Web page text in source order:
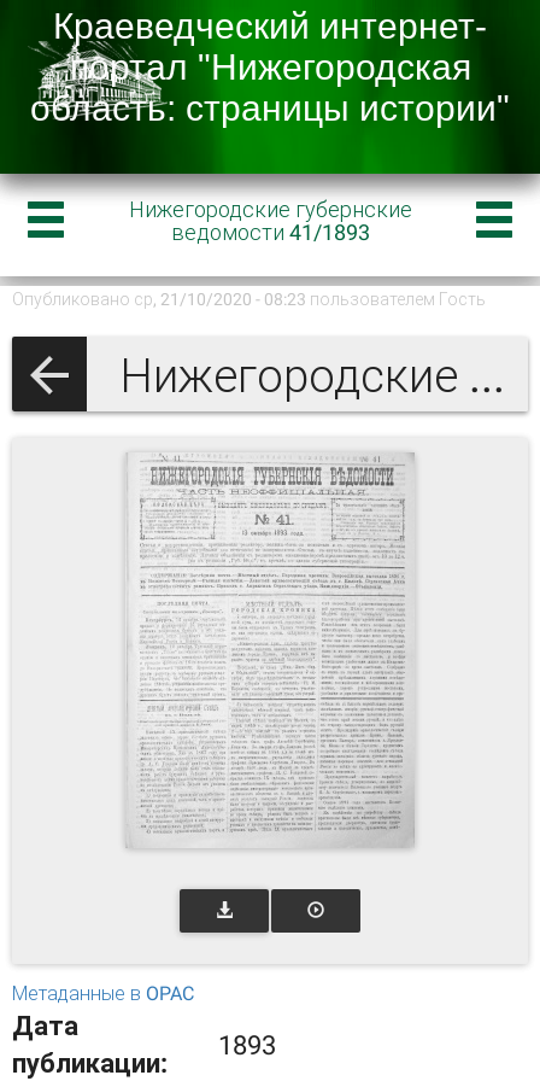
Нижегородские губернские
ведомости 41/1893
Опубликовано ср, 21/10/2020 - 08:23 пользователем Гость
Нижегородские губернские ведомости 1893
Метаданные в OPAC
Дата
публикации:
1893